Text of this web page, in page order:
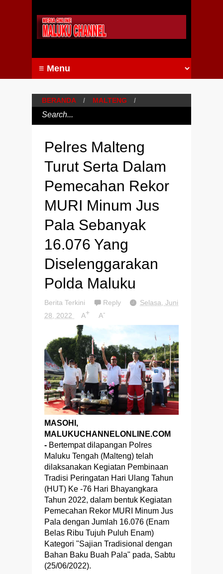
BERANDA / MALTENG /
Pelres Malteng
Turut Serta Dalam
Pemecahan Rekor
MURI Minum Jus
Pala Sebanyak
16.076 Yang
Diselenggarakan
Polda Maluku
Berita Terkini Reply
Selasa, Juni
28, 2022
A+ A-
MASOHI,
MALUKUCHANNELONLINE.COM
- Bertempat dilapangan Polres
Maluku Tengah (Malteng) telah
dilaksanakan Kegiatan Pembinaan
Tradisi Peringatan Hari Ulang Tahun
(HUT) Ke -76 Hari Bhayangkara
Tahun 2022, dalam bentuk Kegiatan
Pemecahan Rekor MURI Minum Jus
Pala dengan Jumlah 16.076 (Enam
Belas Ribu Tujuh Puluh Enam)
Kategori "Sajian Tradisional dengan
Bahan Baku Buah Pala" pada, Sabtu
(25/06/2022).